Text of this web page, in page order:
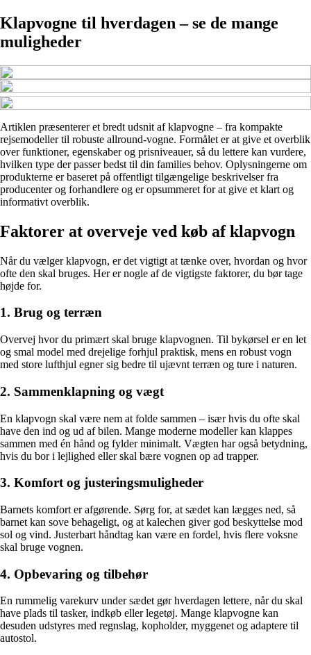
Klapvogne til hverdagen – se de mange
muligheder
Artiklen præsenterer et bredt udsnit af klapvogne – fra kompakte
rejsemodeller til robuste allround-vogne. Formålet er at give et overblik
over funktioner, egenskaber og prisniveauer, så du lettere kan vurdere,
hvilken type der passer bedst til din families behov. Oplysningerne om
produkterne er baseret på offentligt tilgængelige beskrivelser fra
producenter og forhandlere og er opsummeret for at give et klart og
informativt overblik.
Faktorer at overveje ved køb af klapvogn
Når du vælger klapvogn, er det vigtigt at tænke over, hvordan og hvor
ofte den skal bruges. Her er nogle af de vigtigste faktorer, du bør tage
højde for.
1. Brug og terræn
Overvej hvor du primært skal bruge klapvognen. Til bykørsel er en let
og smal model med drejelige forhjul praktisk, mens en robust vogn
med store lufthjul egner sig bedre til ujævnt terræn og ture i naturen.
2. Sammenklapning og vægt
En klapvogn skal være nem at folde sammen – især hvis du ofte skal
have den ind og ud af bilen. Mange moderne modeller kan klappes
sammen med én hånd og fylder minimalt. Vægten har også betydning,
hvis du bor i lejlighed eller skal bære vognen op ad trapper.
3. Komfort og justeringsmuligheder
Barnets komfort er afgørende. Sørg for, at sædet kan lægges ned, så
barnet kan sove behageligt, og at kalechen giver god beskyttelse mod
sol og vind. Justerbart håndtag kan være en fordel, hvis flere voksne
skal bruge vognen.
4. Opbevaring og tilbehør
En rummelig varekurv under sædet gør hverdagen lettere, når du skal
have plads til tasker, indkøb eller legetøj. Mange klapvogne kan
desuden udstyres med regnslag, kopholder, myggenet og adaptere til
autostol.